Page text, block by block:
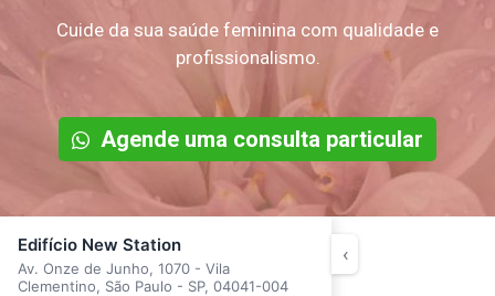
Cuide da sua saúde feminina com qualidade e
profissionalismo.
Agende uma consulta particular
Edifício New Station
Av. Onze de Junho, 1070 - Vila
Clementino, São Paulo - SP, 04041-004
‹